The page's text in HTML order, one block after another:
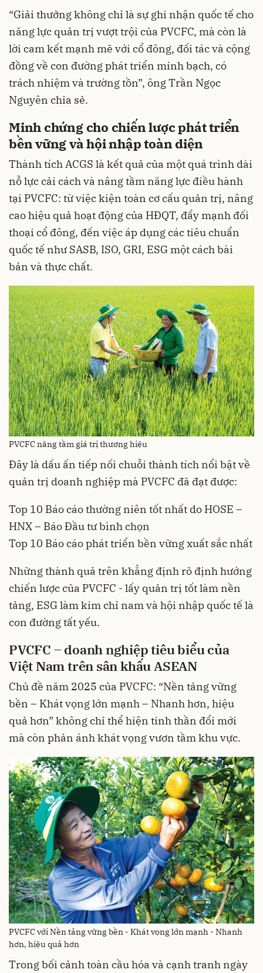
“Giải thưởng không chỉ là sự ghi nhận quốc tế cho
năng lực quản trị vượt trội của PVCFC, mà còn là
lời cam kết mạnh mẽ với cổ đông, đối tác và cộng
đồng về con đường phát triển minh bạch, có
trách nhiệm và trường tồn”, ông Trần Ngọc
Nguyên chia sẻ.
Minh chứng cho chiến lược phát triển
bền vững và hội nhập toàn diện
Thành tích ACGS là kết quả của một quá trình dài
nỗ lực cải cách và nâng tầm năng lực điều hành
tại PVCFC: từ việc kiện toàn cơ cấu quản trị, nâng
cao hiệu quả hoạt động của HĐQT, đẩy mạnh đối
thoại cổ đông, đến việc áp dụng các tiêu chuẩn
quốc tế như SASB, ISO, GRI, ESG một cách bài
bản và thực chất.
PVCFC nâng tầm giá trị thương hiệu
Đây là dấu ấn tiếp nối chuỗi thành tích nổi bật về
quản trị doanh nghiệp mà PVCFC đã đạt được:
Top 10 Báo cáo thường niên tốt nhất do HOSE –
HNX – Báo Đầu tư bình chọn
Top 10 Báo cáo phát triển bền vững xuất sắc nhất
Những thành quả trên khẳng định rõ định hướng
chiến lược của PVCFC - lấy quản trị tốt làm nền
tảng, ESG làm kim chỉ nam và hội nhập quốc tế là
con đường tất yếu.
PVCFC – doanhnghiệp tiêu biểu của
Việt Nam trên sân khấuASEAN
Chủ đề năm 2025 của PVCFC: “Nền tảng vững
bền – Khát vọng lớn mạnh – Nhanh hơn, hiệu
quả hơn” không chỉ thể hiện tinh thần đổi mới
mà còn phản ánh khát vọng vươn tầm khu vực.
PVCFC với Nền tảng vững bền - Khát vọng lớn mạnh - Nhanh
hơn, hiệu quả hơn
Trong bối cảnh toàn cầu hóa và cạnh tranh ngày